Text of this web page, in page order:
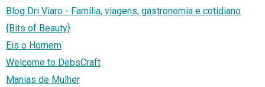
Blog Dri Viaro - Família, viagens, gastronomia e cotidiano
{Bits of Beauty}
Eis o Homem
Welcome to DebsCraft
Manias de Mulher